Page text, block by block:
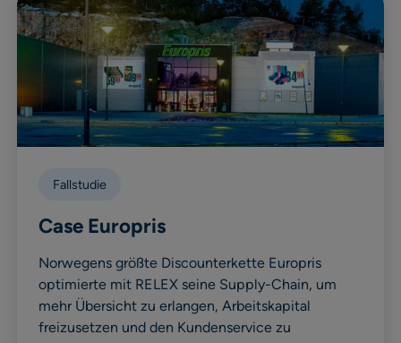
Fallstudie
Case Europris
Norwegens größte Discounterkette Europris
optimierte mit RELEX seine Supply-Chain, um
mehr Übersicht zu erlangen, Arbeitskapital
freizusetzen und den Kundenservice zu